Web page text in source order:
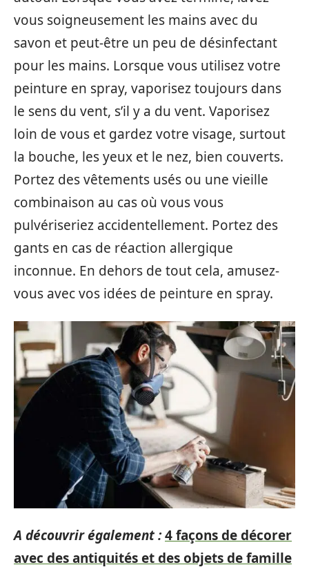
vous soigneusement les mains avec du
savon et peut-être un peu de désinfectant
pour les mains. Lorsque vous utilisez votre
peinture en spray, vaporisez toujours dans
le sens du vent, s’il y a du vent. Vaporisez
loin de vous et gardez votre visage, surtout
la bouche, les yeux et le nez, bien couverts.
Portez des vêtements usés ou une vieille
combinaison au cas où vous vous
pulvériseriez accidentellement. Portez des
gants en cas de réaction allergique
inconnue. En dehors de tout cela, amusez-
vous avec vos idées de peinture en spray.
A découvrir également :4 façons de décorer
avec des antiquités et des objets de famille